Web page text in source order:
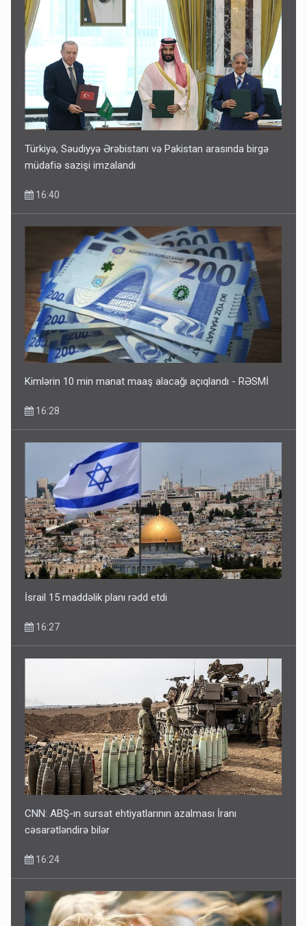
Türkiyə, Səudiyyə Ərəbistanı və Pakistan arasında birgə
müdafiə sazişi imzalandı
16:40
Kimlərin 10 min manat maaş alacağı açıqlandı - RƏSMİ
16:28
İsrail 15 maddəlik planı rədd etdi
16:27
CNN: ABŞ-ın sursat ehtiyatlarının azalması İranı
cəsarətləndirə bilər
16:24